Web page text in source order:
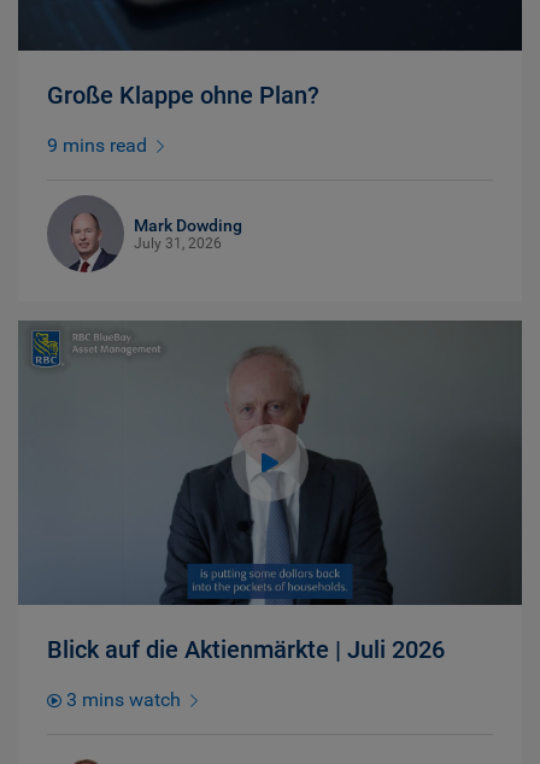
Große Klappe ohne Plan?
9 mins read
Mark Dowding
July 31, 2026
Blick auf die Aktienmärkte | Juli 2026
3 mins watch